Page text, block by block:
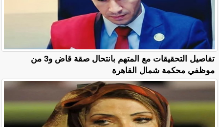
تفاصيل التحقيقات مع المتهم بانتحال صقة قاض و3 من
موظفي محكمة شمال القاهرة